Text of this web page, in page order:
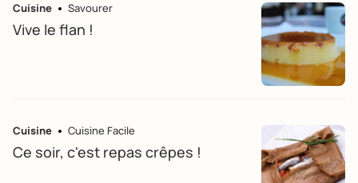
Cuisine Savourer
Vive le flan !
Cuisine Cuisine Facile
Ce soir, c'est repas crêpes !